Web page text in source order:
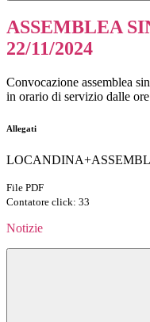
ASSEMBLEA
22/11/2024
Convocazione assemblea
in orario di servizio dalle
Allegati
File PDF
Contatore click: 33
Notizie